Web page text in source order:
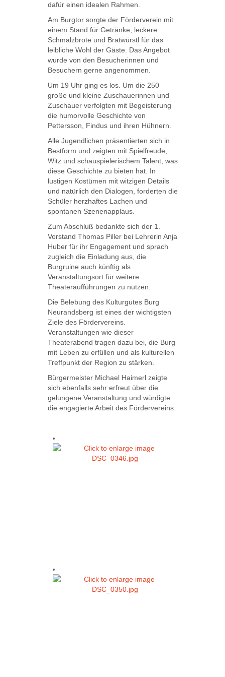
dafür einen idealen Rahmen.
Am Burgtor sorgte der Förderverein mit
einem Stand für Getränke, leckere
Schmalzbrote und Bratwürstl für das
leibliche Wohl der Gäste. Das Angebot
wurde von den Besucherinnen und
Besuchern gerne angenommen.
Um 19 Uhr ging es los. Um die 250
große und kleine Zuschauerinnen und
Zuschauer verfolgten mit Begeisterung
die humorvolle Geschichte von
Pettersson, Findus und ihren Hühnern.
Alle Jugendlichen präsentierten sich in
Bestform und zeigten mit Spielfreude,
Witz und schauspielerischem Talent, was
diese Geschichte zu bieten hat. In
lustigen Kostümen mit witzigen Details
und natürlich den Dialogen, forderten die
Schüler herzhaftes Lachen und
spontanen Szenenapplaus.
Zum Abschluß bedankte sich der 1.
Vorstand Thomas Piller bei Lehrerin Anja
Huber für ihr Engagement und sprach
zugleich die Einladung aus, die
Burgruine auch künftig als
Veranstaltungsort für weitere
Theateraufführungen zu nutzen.
Die Belebung des Kulturgutes Burg
Neurandsberg ist eines der wichtigsten
Ziele des Fördervereins.
Veranstaltungen wie dieser
Theaterabend tragen dazu bei, die Burg
mit Leben zu erfüllen und als kulturellen
Treffpunkt der Region zu stärken.
Bürgermeister Michael Haimerl zeigte
sich ebenfalls sehr erfreut über die
gelungene Veranstaltung und würdigte
die engagierte Arbeit des Fördervereins.